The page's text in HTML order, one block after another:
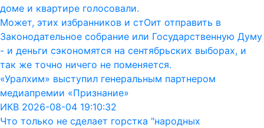
доме и квартире голосовали.
Может, этих избранников и стОит отправить в
Законодательное собрание или Государственную Думу
- и деньги сэкономятся на сентябрьских выборах, и
так же точно ничего не поменяется.
«Уралхим» выступил генеральным партнером
медиапремии «Признание»
ИКВ 2026-08-04 19:10:32
Что только не сделает горстка "народных